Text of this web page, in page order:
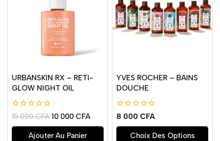
URBANSKIN RX – RETI-
GLOW NIGHT OIL
0
de
5
15 000CFA 10 000 CFA
Ajouter Au Panier
YVES ROCHER – BAINS
DOUCHE
0
de
5
8 000 CFA
Choix Des Options